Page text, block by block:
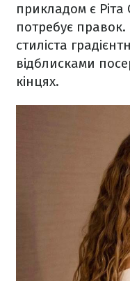
прикладом є Ріта
потребує правок.
стиліста
відблисками
кінцях.